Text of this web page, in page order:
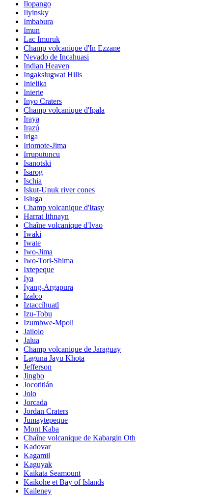
Ilopango
Ilyinsky
Imbabura
Imun
Lac Imuruk
Champ volcanique d'In Ezzane
Nevado de Incahuasi
Indian Heaven
Ingakslugwat Hills
Inielika
Inierie
Inyo Craters
Champ volcanique d'Ipala
Iraya
Irazú
Iriga
Iriomote-Jima
Irruputuncu
Isanotski
Isarog
Ischia
Iskut-Unuk river cones
Isluga
Champ volcanique d'Itasy
Harrat Ithnayn
Chaîne volcanique d'Ivao
Iwaki
Iwate
Iwo-Jima
Iwo-Tori-Shima
Ixtepeque
Iya
Iyang-Argapura
Izalco
Iztaccíhuatl
Izu-Tobu
Izumbwe-Mpoli
Jailolo
Jalua
Champ volcanique de Jaraguay
Laguna Jayu Khota
Jefferson
Jingbo
Jocotitlán
Jolo
Jorcada
Jordan Craters
Jumaytepeque
Mont Kaba
Chaîne volcanique de Kabargin Oth
Kadovar
Kagamil
Kaguyak
Kaikata Seamount
Kaikohe et Bay of Islands
Kaileney